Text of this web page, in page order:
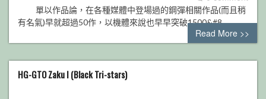
單以作品論，在各種媒體中登場過的鋼彈相關作品(而且稍
有名氣)早就超過50作，以機體來說也早早突破1500&#8…
Read More >>
HG-GTO Zaku I (Black Tri-stars)